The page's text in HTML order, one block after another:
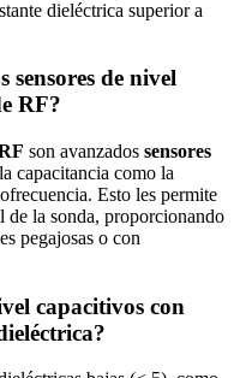
dieléctrica superior a
sensores de nivel
RF?
son avanzados sensores
capacitancia como la
Esto les permite
de la sonda, proporcionando
pegajosas o con
capacitivos con